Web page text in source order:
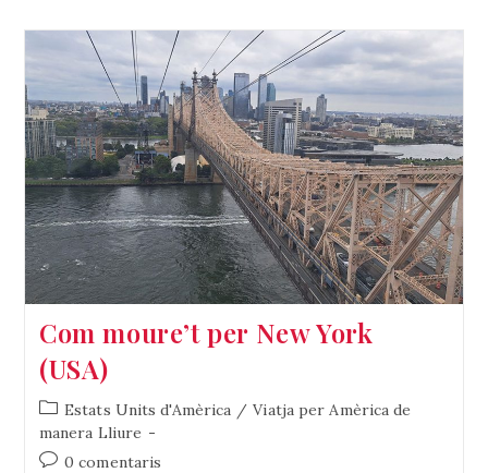
Com moure’t per New York
(USA)
Categoria
de
l'entrada:
Estats Units d'Amèrica / Viatja per Amèrica de
manera Lliure
Comentaris
0 comentaris